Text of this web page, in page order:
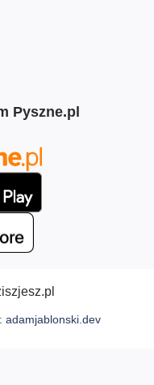
Pyszne.pl
adamjablonski.dev